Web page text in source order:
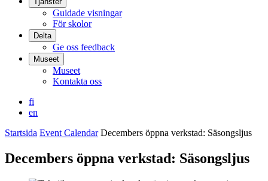
Guidade visningar
För skolor
Delta
Ge oss feedback
Museet
Museet
Kontakta oss
fi
en
Startsida Event Calendar Decembers öppna verkstad: Säsongsljus
Decembers öppna verkstad: Säsongsljus